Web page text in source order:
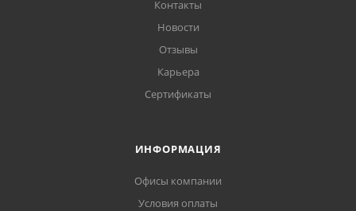
Контакты
Новости
Отзывы
Карьера
Сертификаты
ИНФОРМАЦИЯ
Офисы компании
Условия оплаты